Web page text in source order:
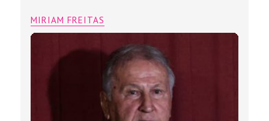
MIRIAM FREITAS